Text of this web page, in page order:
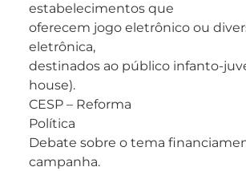
estabelecimentos que
oferecem jogo eletrônico ou
eletrônica,
destinados ao público infanto-
house).
CESP – Reforma
Política
Debate sobre o tema
campanha.